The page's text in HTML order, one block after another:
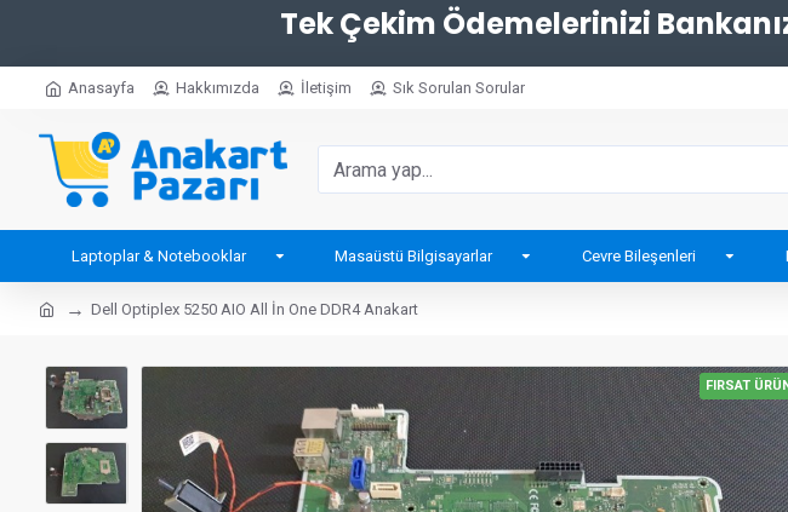
Tek Çekim Ödemelerinizi
Anasayfa Hakkımızda İletişim Sık Sorulan Sorular
Laptoplar & Notebooklar Masaüstü Bilgisayarlar Cevre Bileşenleri
Dell Optiplex 5250 AIO All İn One DDR4 Anakart
FIRSAT